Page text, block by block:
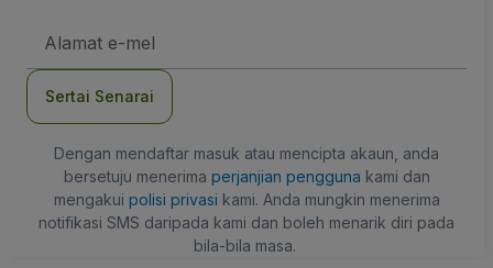
E-
Sertai Senarai
Dengan mendaftar masuk atau mencipta akaun, anda
bersetuju menerima perjanjian pengguna kami dan
mengakui polisi privasi kami. Anda mungkin menerima
notifikasi SMS daripada kami dan boleh menarik diri pada
bila-bila masa.